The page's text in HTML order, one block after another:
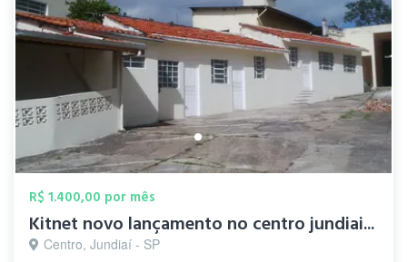
R$ 1.400,00 por mês
Kitnet novo lançamento no centro jundiai...
Centro, Jundiaí - SP